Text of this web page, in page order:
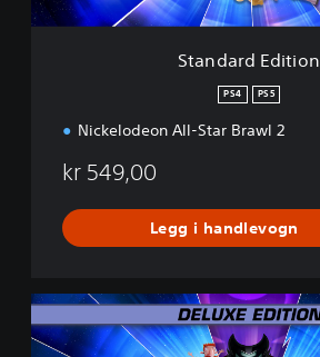
t
Standard Edition
PS4 PS5
Nickelodeon All-Star Brawl 2
kr 549,00
Legg i handlevogn
D
e